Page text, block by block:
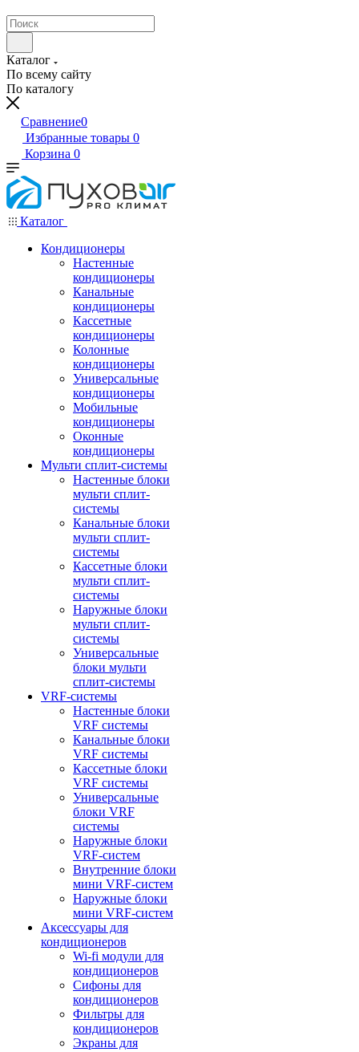
Каталог
По всему сайту
По каталогу
Сравнение0
Избранные товары 0
Корзина 0
Каталог
Кондиционеры
Настенные
кондиционеры
Канальные
кондиционеры
Кассетные
кондиционеры
Колонные
кондиционеры
Универсальные
кондиционеры
Мобильные
кондиционеры
Оконные
кондиционеры
Мульти сплит-системы
Настенные блоки
мульти сплит-
системы
Канальные блоки
мульти сплит-
системы
Кассетные блоки
мульти сплит-
системы
Наружные блоки
мульти сплит-
системы
Универсальные
блоки мульти
сплит-системы
VRF-системы
Настенные блоки
VRF системы
Канальные блоки
VRF системы
Кассетные блоки
VRF системы
Универсальные
блоки VRF
системы
Наружные блоки
VRF-систем
Внутренние блоки
мини VRF-систем
Наружные блоки
мини VRF-систем
Аксессуары для
кондиционеров
Wi-fi модули для
кондиционеров
Сифоны для
кондиционеров
Фильтры для
кондиционеров
Экраны для